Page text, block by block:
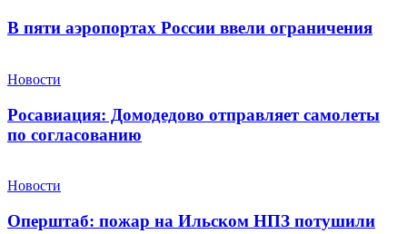
В пяти аэропортах России ввели ограничения
Новости
Росавиация: Домодедово отправляет самолеты
по согласованию
Новости
Оперштаб: пожар на Ильском НПЗ потушили